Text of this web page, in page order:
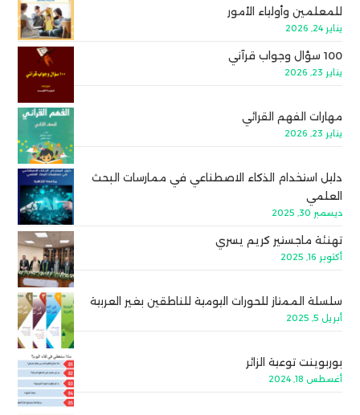
للمعلمين وأولياء الأمور
يناير 24, 2026
100 سؤال وجواب قرآني
يناير 23, 2026
مهارات الفهم القرائي
يناير 23, 2026
دليل استخدام الذكاء الاصطناعي في ممارسات البحث
العلمي
ديسمبر 30, 2025
تهنئة ماجستير كريم يسري
أكتوبر 16, 2025
سلسلة الممتاز للحورات اليومية للناطقين بغير العربية
أبريل 5, 2025
بوربوينت توعية الزائر
أغسطس 18, 2024